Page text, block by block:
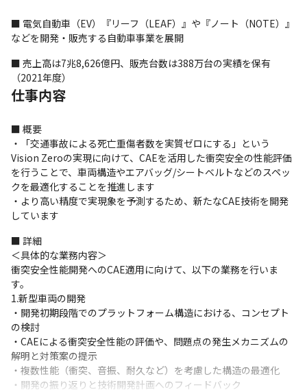
■ 電気自動車（EV）『リーフ（LEAF）』や『ノート（NOTE）』
などを開発・販売する自動車事業を展開
■ 売上高は7兆8,626億円、販売台数は388万台の実績を保有
（2021年度）
仕事内容
■ 概要
・「交通事故による死亡重傷者数を実質ゼロにする」という
Vision Zeroの実現に向けて、CAEを活用した衝突安全の性能評価
を行うことで、車両構造やエアバッグ/シートベルトなどのスペッ
クを最適化することを推進します
・より高い精度で実現象を予測するため、新たなCAE技術を開発
しています
■ 詳細
＜具体的な業務内容＞
衝突安全性能開発へのCAE適用に向けて、以下の業務を行いま
す。
1.新型車両の開発
・開発初期段階でのプラットフォーム構造における、コンセプト
の検討
・CAEによる衝突安全性能の評価や、問題点の発生メカニズムの
解明と対策案の提示
・複数性能（衝突、音振、耐久など）を考慮した構造の最適化
・開発の振り返りと技術開発計画へのフィードバック